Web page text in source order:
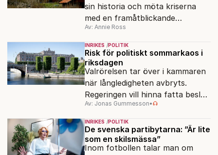
sin historia och möta kriserna
med en framåtblickande
strukturpolitik för att göra
Sverige långsiktigt hållbart,
jämlikt och kriståligt.
Av: Annie Ross
INRIKES POLITIK
Risk för politiskt sommarkaos i
riksdagen
Valrörelsen tar över i kammaren
när långledigheten avbryts.
Regeringen vill hinna fatta beslut
före valet – men oppositionen
ser sin chans att pressa
Tidösidan.
Av: Jonas Gummesson•
INRIKES POLITIK
De svenska partibytarna: ”Är lite
som en skilsmässa”
Inom fotbollen talar man om